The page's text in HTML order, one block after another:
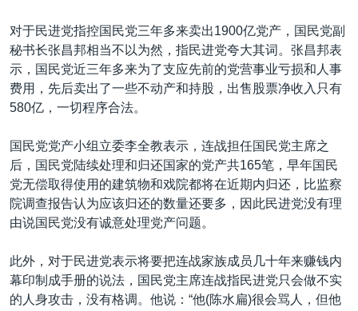
对于民进党指控国民党三年多来卖出1900亿党产，国民党副
秘书长张昌邦相当不以为然，指民进党夸大其词。张昌邦表
示，国民党近三年多来为了支应先前的党营事业亏损和人事
费用，先后卖出了一些不动产和持股，出售股票净收入只有
580亿，一切程序合法。
国民党党产小组立委李全教表示，连战担任国民党主席之
后，国民党陆续处理和归还国家的党产共165笔，早年国民
党无偿取得使用的建筑物和戏院都将在近期内归还，比监察
院调查报告认为应该归还的数量还要多，因此民进党没有理
由说国民党没有诚意处理党产问题。
此外，对于民进党表示将要把连战家族成员几十年来赚钱内
幕印制成手册的说法，国民党主席连战指民进党只会做不实
的人身攻击，没有格调。他说：“他(陈水扁)很会骂人，但他